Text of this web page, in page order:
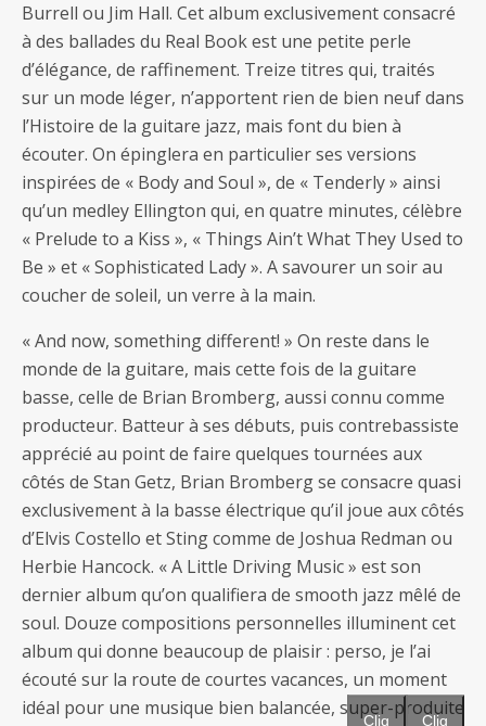
Burrell ou Jim Hall. Cet album exclusivement consacré
à des ballades du Real Book est une petite perle
d’élégance, de raffinement. Treize titres qui, traités
sur un mode léger, n’apportent rien de bien neuf dans
l’Histoire de la guitare jazz, mais font du bien à
écouter. On épinglera en particulier ses versions
inspirées de « Body and Soul », de « Tenderly » ainsi
qu’un medley Ellington qui, en quatre minutes, célèbre
« Prelude to a Kiss », « Things Ain’t What They Used to
Be » et « Sophisticated Lady ». A savourer un soir au
coucher de soleil, un verre à la main.
« And now, something different! » On reste dans le
monde de la guitare, mais cette fois de la guitare
basse, celle de Brian Bromberg, aussi connu comme
producteur. Batteur à ses débuts, puis contrebassiste
apprécié au point de faire quelques tournées aux
côtés de Stan Getz, Brian Bromberg se consacre quasi
exclusivement à la basse électrique qu’il joue aux côtés
d’Elvis Costello et Sting comme de Joshua Redman ou
Herbie Hancock. « A Little Driving Music » est son
dernier album qu’on qualifiera de smooth jazz mêlé de
soul. Douze compositions personnelles illuminent cet
album qui donne beaucoup de plaisir : perso, je l’ai
écouté sur la route de courtes vacances, un moment
idéal pour une musique bien balancée, super-produite
Cliq
Cliq